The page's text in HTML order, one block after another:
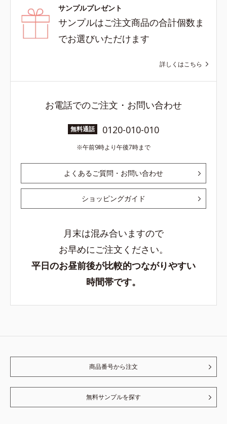
サンプルプレゼント
サンプルはご注文商品の合計個数ま
でお選びいただけます
詳しくはこちら
お電話でのご注文・お問い合わせ
無料通話 0120-010-010
午前9時より午後7時まで
よくあるご質問・お問い合わせ
ショッピングガイド
月末は混み合いますので
お早めにご注文ください。
平日のお昼前後が比較的つながりやすい
時間帯です。
商品番号から注文
無料サンプルを探す